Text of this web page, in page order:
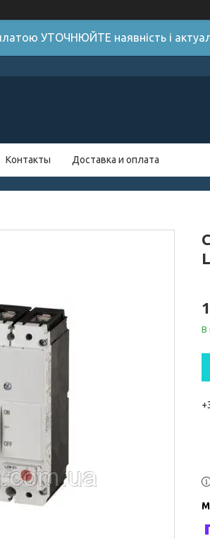
УТОЧНЮЙТЕ наявність і
Контакты Доставка и оплата
В